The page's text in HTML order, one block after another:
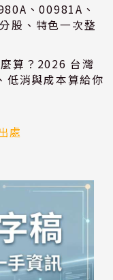
、00981A、
股、特色一次整
算？2026 台灣
低消與成本算給你
處